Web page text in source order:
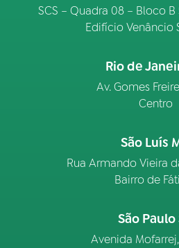
SCS – Quadra 08 – Bloco
Edifício Venâncio
Rio de
Av. Gomes
Centro
São Luís
Rua Armando Vieira
Bairro de
São Paulo
Avenida Mofarrej,